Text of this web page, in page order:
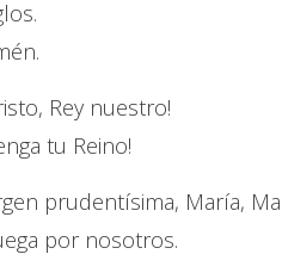
Rey nuestro!
tu Reino!
prudentísima, María,
por nosotros.